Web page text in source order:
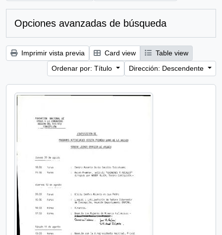
Opciones avanzadas de búsqueda
Imprimir vista previa Card view
Table view
Ordenar por: Título
Dirección: Descendente